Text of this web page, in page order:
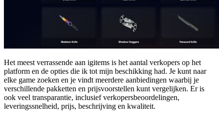
Het meest verrassende aan igitems is het aantal verkopers op het
platform en de opties die ik tot mijn beschikking had. Je kunt naar
elke game zoeken en je vindt meerdere aanbiedingen waarbij je
verschillende pakketten en prijsvoorstellen kunt vergelijken. Er is
ook veel transparantie, inclusief verkopersbeoordelingen,
leveringssnelheid, prijs, beschrijving en kwaliteit.